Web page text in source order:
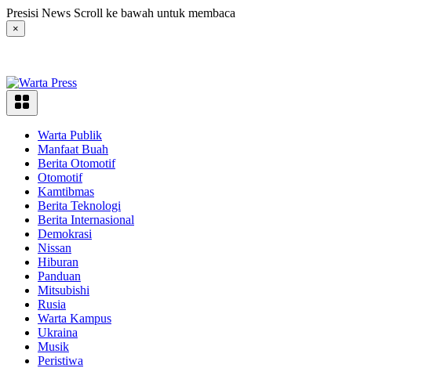
Langsung
ke
konten
Presisi News Scroll ke bawah untuk membaca
×
Warta Publik
Manfaat Buah
Berita Otomotif
Otomotif
Kamtibmas
Berita Teknologi
Berita Internasional
Demokrasi
Nissan
Hiburan
Panduan
Mitsubishi
Rusia
Warta Kampus
Ukraina
Musik
Peristiwa